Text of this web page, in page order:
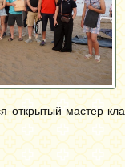
открытый мастер-